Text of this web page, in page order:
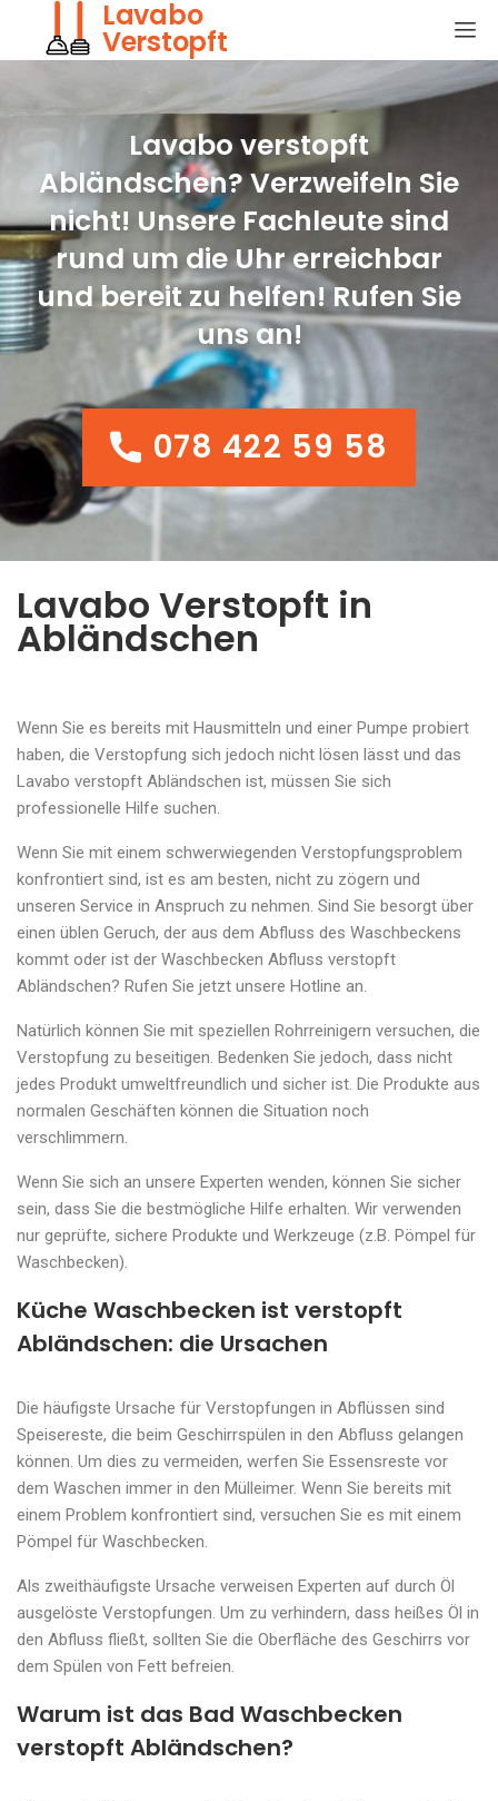
Lavabo
Verstopft
Lavabo verstopft
Abländschen? Verzweifeln Sie
nicht! Unsere Fachleute sind
rund um die Uhr erreichbar
und bereit zu helfen! Rufen Sie
uns an!
078 422 59 58
078 422 59 58
Lavabo Verstopft in
Abländschen
Wenn Sie es bereits mit Hausmitteln und einer Pumpe probiert
haben, die Verstopfung sich jedoch nicht lösen lässt und das
Lavabo verstopft Abländschen ist, müssen Sie sich
professionelle Hilfe suchen.
Wenn Sie mit einem schwerwiegenden Verstopfungsproblem
konfrontiert sind, ist es am besten, nicht zu zögern und
unseren Service in Anspruch zu nehmen. Sind Sie besorgt über
einen üblen Geruch, der aus dem Abfluss des Waschbeckens
kommt oder ist der Waschbecken Abfluss verstopft
Abländschen? Rufen Sie jetzt unsere Hotline an.
Natürlich können Sie mit speziellen Rohrreinigern versuchen, die
Verstopfung zu beseitigen. Bedenken Sie jedoch, dass nicht
jedes Produkt umweltfreundlich und sicher ist. Die Produkte aus
normalen Geschäften können die Situation noch
verschlimmern.
Wenn Sie sich an unsere Experten wenden, können Sie sicher
sein, dass Sie die bestmögliche Hilfe erhalten. Wir verwenden
nur geprüfte, sichere Produkte und Werkzeuge (z.B. Pömpel für
Waschbecken).
Küche Waschbecken ist verstopft
Abländschen: die Ursachen
Die häufigste Ursache für Verstopfungen in Abflüssen sind
Speisereste, die beim Geschirrspülen in den Abfluss gelangen
können. Um dies zu vermeiden, werfen Sie Essensreste vor
dem Waschen immer in den Mülleimer. Wenn Sie bereits mit
einem Problem konfrontiert sind, versuchen Sie es mit einem
Pömpel für Waschbecken.
Als zweithäufigste Ursache verweisen Experten auf durch Öl
ausgelöste Verstopfungen. Um zu verhindern, dass heißes Öl in
den Abfluss fließt, sollten Sie die Oberfläche des Geschirrs vor
dem Spülen von Fett befreien.
Warum ist das Bad Waschbecken
verstopft Abländschen?